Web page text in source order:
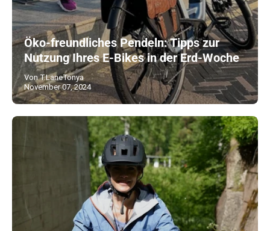
Öko-freundliches Pendeln: Tipps zur
Nutzung Ihres E-Bikes in der Erd-Woche
Von T.LaneTonya
November 07, 2024